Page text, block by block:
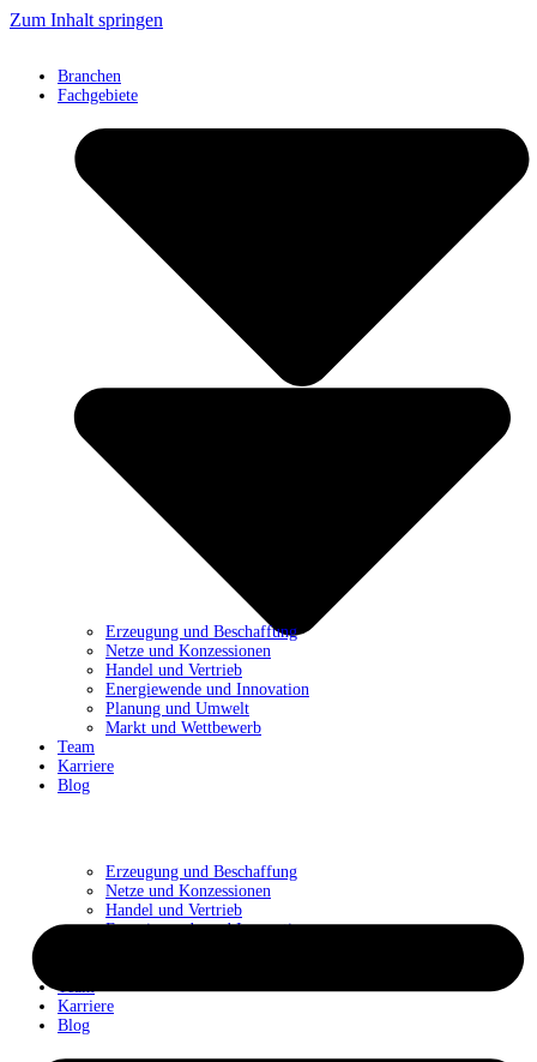
Zum Inhalt springen
Branchen
Fachgebiete
Erzeugung und Beschaffung
Netze und Konzessionen
Handel und Vertrieb
Energiewende und Innovation
Team
Karriere
Blog
Erzeugung und Beschaffung
Netze und Konzessionen
Handel und Vertrieb
Energiewende und Innovation
Planung und Umwelt
Markt und Wettbewerb
Team
Karriere
Blog